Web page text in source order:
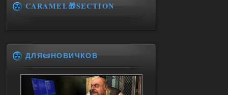
CARAMEL🎁SECTION
ДЛЯ📜НОВИЧКОВ